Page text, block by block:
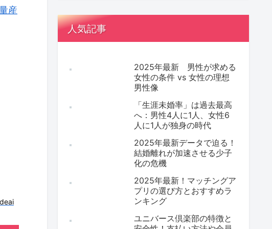
産
人気記事
2025年最新 男性が求める
女性の条件 vs 女性の理想
男性像
「生涯未婚率」は過去最高
へ：男性4人に1人、女性6
人に1人が独身の時代
2025年最新データで迫る！
結婚離れが加速させる少子
化の危機
2025年最新！マッチングア
プリの選び方とおすすめラ
ンキング
ユニバース倶楽部の特徴と